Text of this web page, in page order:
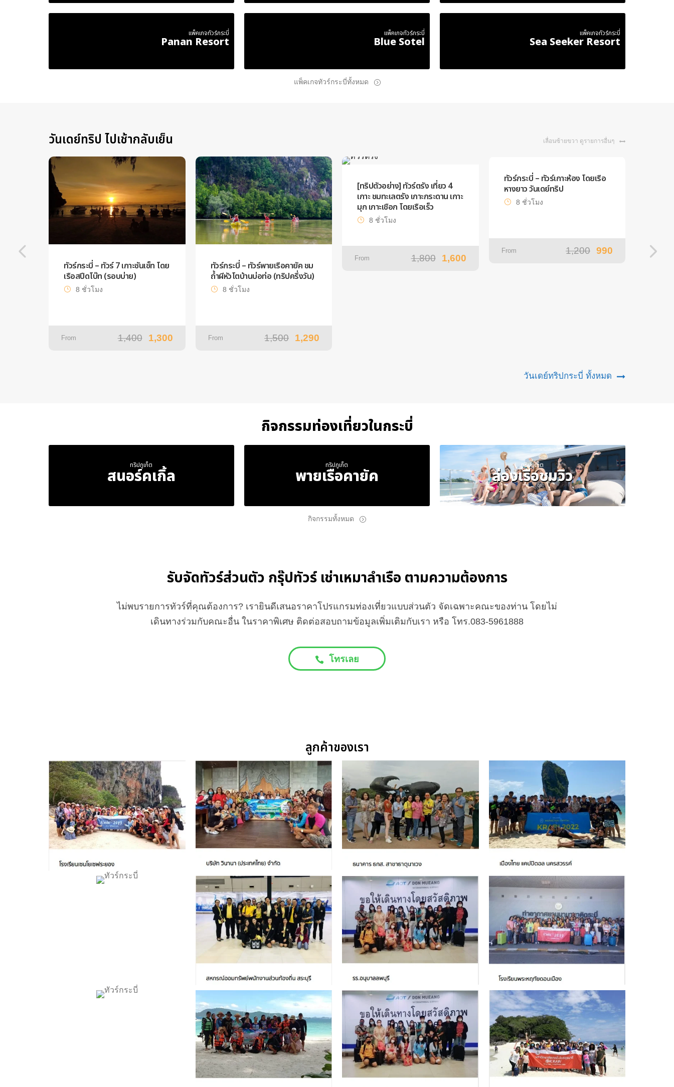
แพ็คเกจทัวร์กระบี่
Panan Resort
แพ็คเกจทัวร์กระบี่
Blue Sotel
แพ็คเกจทัวร์กระบี่
Sea Seeker Resort
แพ็คเกจทัวร์กระบี่ทั้งหมด
วันเดย์ทริป ไปเช้ากลับเย็น เลื่อนซ้ายขวา ดูรายการอื่นๆ
ทัวร์กระบี่ – ทัวร์ 7 เกาะซันเซ็ท โดย
เรือสปีดโบ๊ท (รอบบ่าย)
8 ชั่วโมง
From 1,400 1,300
ทัวร์กระบี่ – ทัวร์พายเรือคายัค ชม
ถ้ำผีหัวโตบ้านบ่อท่อ (ทริปครึ่งวัน)
8 ชั่วโมง
From 1,500 1,290
[ทริปตัวอย่าง] ทัวร์ตรัง เที่ยว 4
เกาะ ชมทะเลตรัง เกาะกระดาน เกาะ
มุก เกาะเชือก โดยเรือเร็ว
8 ชั่วโมง
From 1,800 1,600
ทัวร์กระบี่ – ทัวร์เกาะห้อง โดยเรือ
หางยาว วันเดย์ทริป
8 ชั่วโมง
From 1,200 990
From
วันเดย์ทริปกระบี่ ทั้งหมด
กิจกรรมท่องเที่ยวในกระบี่
ทริปภูเก็ต
สนอร์คเกิ้ล ทริปภูเก็ต
พายเรือคายัค ทริปภูเก็ต
ล่องเรือชมวิว
กิจกรรมทั้งหมด
รับจัดทัวร์ส่วนตัว กรุ๊ปทัวร์ เช่าเหมาลำเรือ ตามความต้องการ
ไม่พบรายการทัวร์ที่คุณต้องการ? เรายินดีเสนอราคาโปรแกรมท่องเที่ยวแบบส่วนตัว จัดเฉพาะคณะของท่าน โดยไม่
เดินทางร่วมกับคณะอื่น ในราคาพิเศษ ติดต่อสอบถามข้อมูลเพิ่มเติมกับเรา หรือ โทร.083-5961888
โทรเลย
ลูกค้าของเรา